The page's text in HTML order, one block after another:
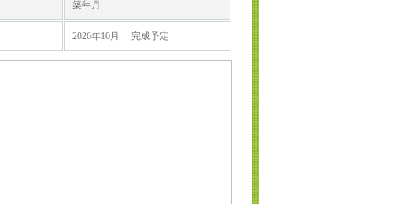
築年月
2026年10月 完成予定